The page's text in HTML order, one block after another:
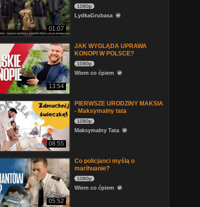
01:07
1080p
LydkaGrubasa
13:54
JAK WYGLĄDA UPRAWA
KONOPI W POLSCE?
1080p
Wiem co ćpiem
08:55
PIERWSZE URODZINY MAKSIA
- Maksymalny tata
1080p
Maksymalny Tata
05:52
Co policjanci myślą o
marihuanie?
1080p
Wiem co ćpiem